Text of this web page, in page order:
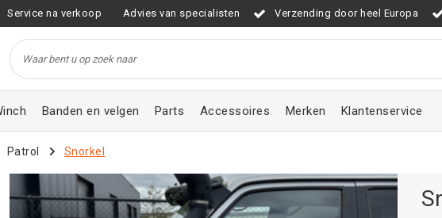
Service na verkoop Advies van specialisten Verzending door heel Europa
Banden en velgen Parts Accessoires Merken Klantenservice
Patrol Snorkel